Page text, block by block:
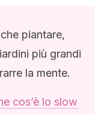
piantare,
più grandi
la mente.
cos’è lo slow